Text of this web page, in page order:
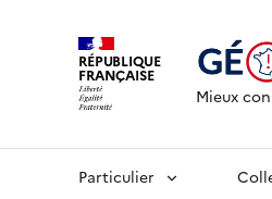
RÉPUBLIQUE
FRANÇAISE
Mieux
Particulier